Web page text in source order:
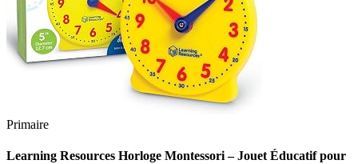
Primaire
Learning Resources Horloge Montessori – Jouet Éducatif pour